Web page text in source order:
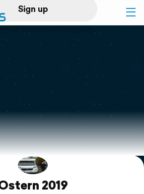
Sign up
Log in
2019